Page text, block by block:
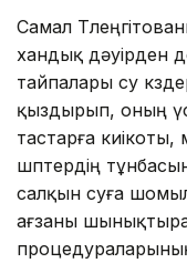
Самал
хандық дәуірден
тайпалары су
қыздырып, оның
тастарға
шөптердің
салқын суға
ағзаны